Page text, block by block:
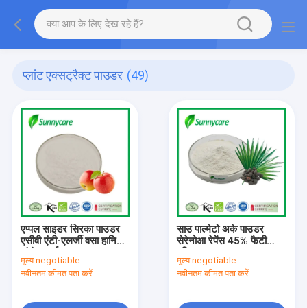
प्लांट एक्सट्रैक्ट पाउडर (49)
एप्पल साइडर सिरका पाउडर
एसीवी एंटी-एलर्जी वसा हानि
अम्लता 5%
मूल्य:negotiable
नवीनतम कीमत पता करें
साउ पाल्मेटो अर्क पाउडर
सेरेनोआ रेपेंस 45% फैटी
मूल्य:negotiable
नवीनतम कीमत पता करें